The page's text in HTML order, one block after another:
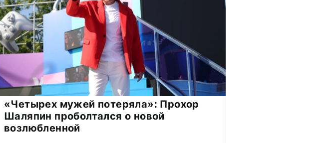
«Четырех мужей потеряла»: Прохор
Шаляпин проболтался о новой
возлюбленной